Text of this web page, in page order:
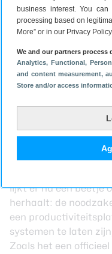
business interest. You
processing based on
More” or in our Privacy
We and our partners
Analytics, Functional,
and content measurement,
Store and/or access
van de Pixel C. Wel
waardoor de locatie-
Software
Geen Chrome OS
Sinds Android 3.0
nogal gehaast
daartoe
bedrijven kwamen
draaide op Android
lijkt er nu een beetje
herhaalt: de
een
systemen te laten
Zoals het een